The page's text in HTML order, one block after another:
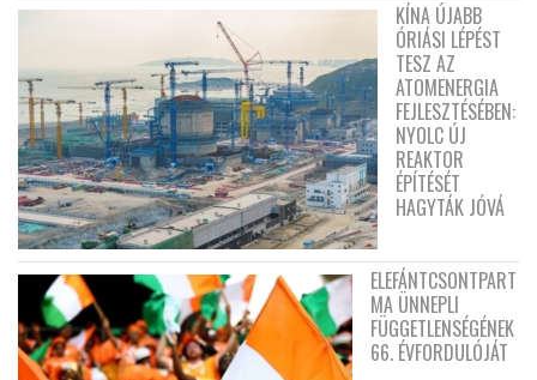
KÍNA ÚJABB
ÓRIÁSI LÉPÉST
TESZ AZ
ATOMENERGIA
FEJLESZTÉSÉBEN:
NYOLC ÚJ
REAKTOR
ÉPÍTÉSÉT
HAGYTÁK JÓVÁ
ELEFÁNTCSONTPART
MA ÜNNEPLI
FÜGGETLENSÉGÉNEK
66. ÉVFORDULÓJÁT